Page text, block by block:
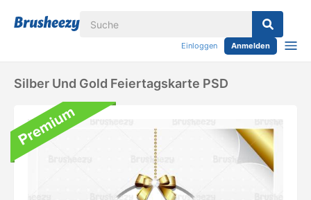
Einloggen Anmelden
Silber Und Gold Feiertagskarte PSD